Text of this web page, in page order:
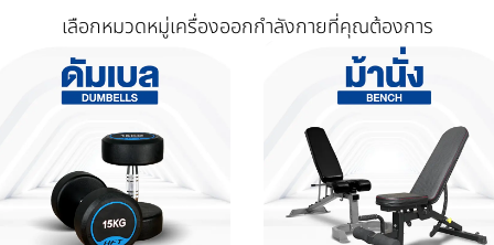
เลือกหมวดหมู่เครื่องออกกำลังกายที่คุณต้องการ